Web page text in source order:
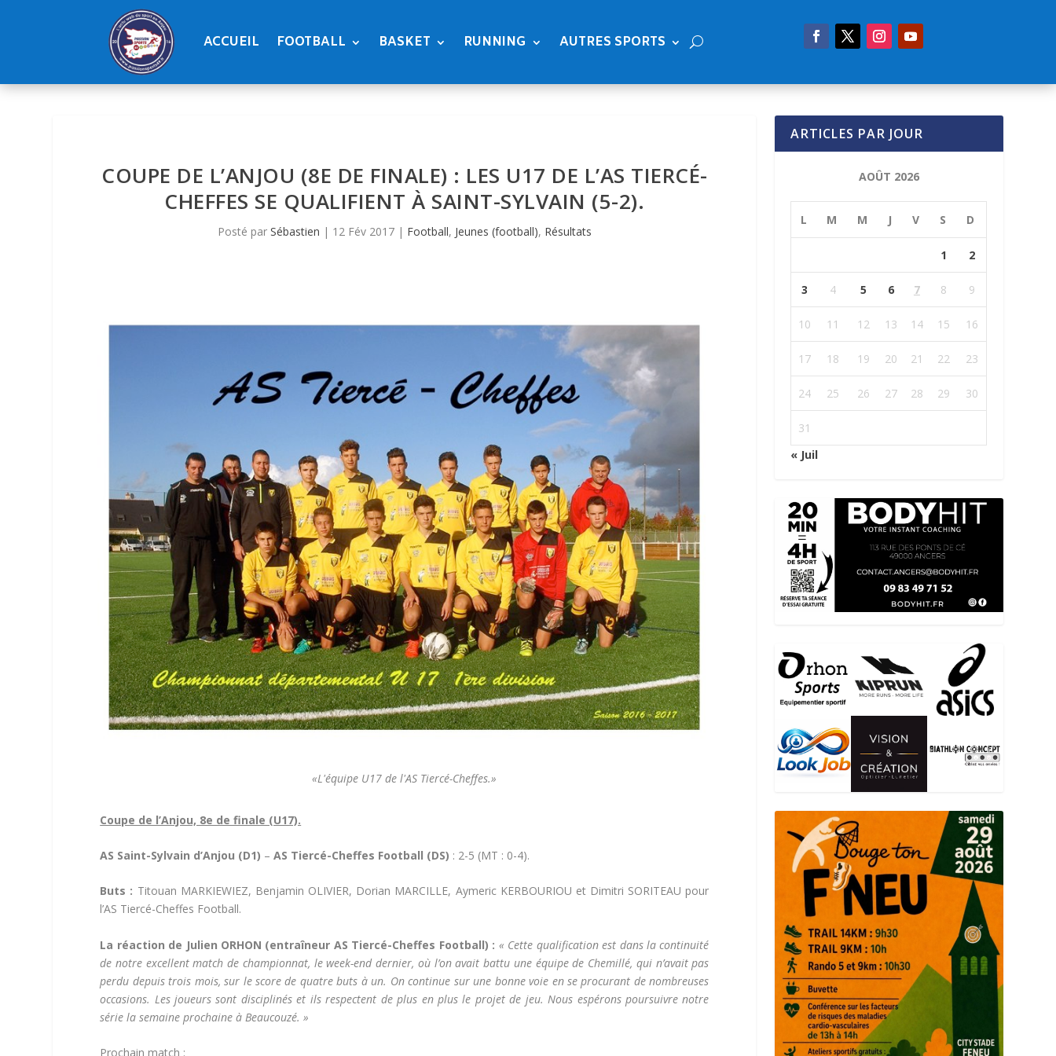
ACCUEIL FOOTBALL BASKET RUNNING AUTRES SPORTS
COUPE DE L’ANJOU (8E DE FINALE) : LES U17 DE L’AS TIERCÉ-
CHEFFES SE QUALIFIENT À SAINT-SYLVAIN (5-2).
Posté par Sébastien | 12 Fév 2017| Football, Jeunes (football), Résultats
«L'équipe U17 de l'AS Tiercé-Cheffes.»
Coupe de l’Anjou, 8e de finale (U17).
AS Saint-Sylvain d’Anjou (D1) – AS Tiercé-Cheffes Football (DS) : 2-5 (MT : 0-4).
Buts : Titouan MARKIEWIEZ, Benjamin OLIVIER, Dorian MARCILLE, Aymeric KERBOURIOU et Dimitri SORITEAU pour
l’AS Tiercé-Cheffes Football.
La réaction de Julien ORHON (entraîneur AS Tiercé-Cheffes Football) : « Cette qualification est dans la continuité
de notre excellent match de championnat, le week-end dernier, où l’on avait battu une équipe de Chemillé, qui n’avait pas
perdu depuis trois mois, sur le score de quatre buts à un. On continue sur une bonne voie en se procurant de nombreuses
occasions. Les joueurs sont disciplinés et ils respectent de plus en plus le projet de jeu. Nous espérons poursuivre notre
série la semaine prochaine à Beaucouzé. »
Prochain match :
ARTICLES PAR JOUR
AOÛT 2026
L M M J V S D
1 2
3 4 5 6 7 8 9
10 11 12 13 14 15 16
17 18 19 20 21 22 23
24 25 26 27 28 29 30
31
« Juil